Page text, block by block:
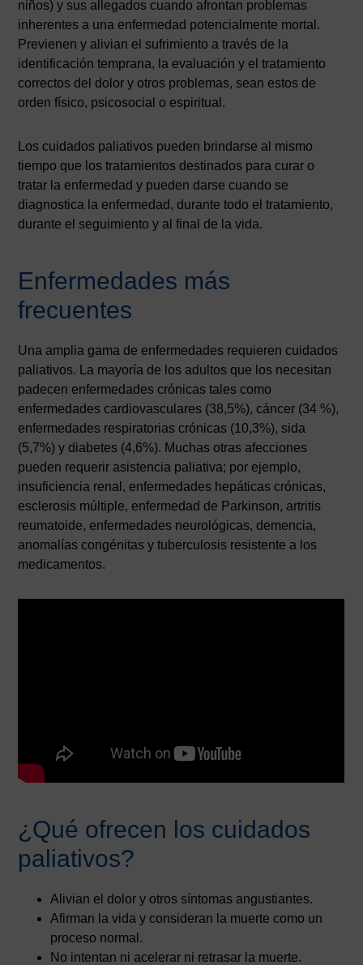
niños) y sus allegados cuando afrontan problemas
inherentes a una enfermedad potencialmente mortal.
Previenen y alivian el sufrimiento a través de la
identificación temprana, la evaluación y el tratamiento
correctos del dolor y otros problemas, sean estos de
orden físico, psicosocial o espiritual.
Los cuidados paliativos pueden brindarse al mismo
tiempo que los tratamientos destinados para curar o
tratar la enfermedad y pueden darse cuando se
diagnostica la enfermedad, durante todo el tratamiento,
durante el seguimiento y al final de la vida.
Enfermedades más
frecuentes
Una amplia gama de enfermedades requieren cuidados
paliativos. La mayoría de los adultos que los necesitan
padecen enfermedades crónicas tales como
enfermedades cardiovasculares (38,5%), cáncer (34 %),
enfermedades respiratorias crónicas (10,3%), sida
(5,7%) y diabetes (4,6%). Muchas otras afecciones
pueden requerir asistencia paliativa; por ejemplo,
insuficiencia renal, enfermedades hepáticas crónicas,
esclerosis múltiple, enfermedad de Parkinson, artritis
reumatoide, enfermedades neurológicas, demencia,
anomalías congénitas y tuberculosis resistente a los
medicamentos.
¿Qué ofrecen los cuidados
paliativos?
Alivian el dolor y otros síntomas angustiantes.
Afirman la vida y consideran la muerte como un
proceso normal.
No intentan ni acelerar ni retrasar la muerte.